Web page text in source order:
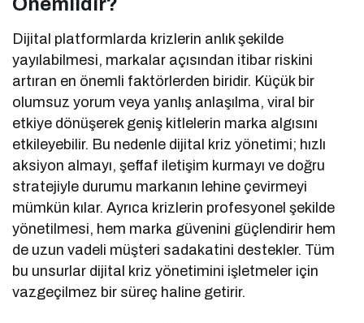
Dijital platformlarda krizlerin anlık şekilde
yayılabilmesi, markalar açısından itibar riskini
artıran en önemli faktörlerden biridir. Küçük bir
olumsuz yorum veya yanlış anlaşılma, viral bir
etkiye dönüşerek geniş kitlelerin marka algısını
etkileyebilir. Bu nedenle dijital kriz yönetimi; hızlı
aksiyon almayı, şeffaf iletişim kurmayı ve doğru
stratejiyle durumu markanın lehine çevirmeyi
mümkün kılar. Ayrıca krizlerin profesyonel şekilde
yönetilmesi, hem marka güvenini güçlendirir hem
de uzun vadeli müşteri sadakatini destekler. Tüm
bu unsurlar dijital kriz yönetimini işletmeler için
vazgeçilmez bir süreç haline getirir.